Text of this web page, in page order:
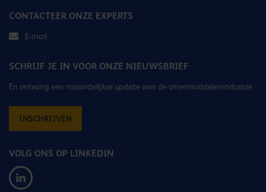
CONTACTEER ONZE EXPERTS
E-mail
SCHRIJF JE IN VOOR ONZE NIEUWSBRIEF
En ontvang een maandelijkse update over de smeermiddelenindustrie
INSCHRIJVEN
VOLG ONS OP LINKEDIN